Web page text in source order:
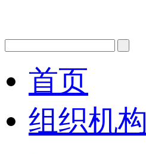
首页
组织机构